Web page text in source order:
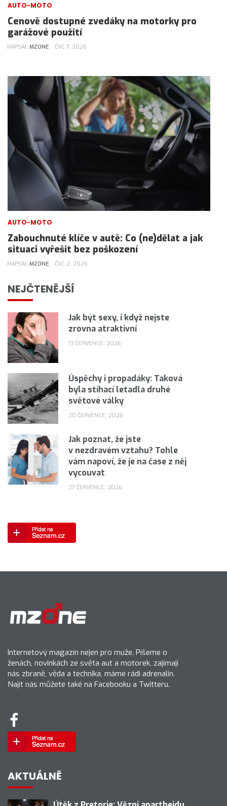
AUTO-MOTO
Cenově dostupné zvedáky na motorky pro
garážové použití
NAPSAL MZONE ČVC 7, 2026
AUTO-MOTO
Zabouchnuté klíče v autě: Co (ne)dělat a jak
situaci vyřešit bez poškození
NAPSAL MZONE ČVC 2, 2026
NEJČTENĚJŠÍ
Jak být sexy, i když nejste
zrovna atraktivní
13 ČERVENCE, 2026
Úspěchy i propadáky: Taková
byla stíhací letadla druhé
světové války
20 ČERVENCE, 2026
Jak poznat, že jste
v nezdravém vztahu? Tohle
vám napoví, že je na čase z něj
vycouvat
27 ČERVENCE, 2026
Internetový magazín nejen pro muže. Píšeme o
ženách, novinkách ze světa aut a motorek, zajímají
nás zbraně, věda a technika, máme rádi adrenalin.
Najít nás můžete také na Facebooku a Twitteru.
AKTUÁLNĚ